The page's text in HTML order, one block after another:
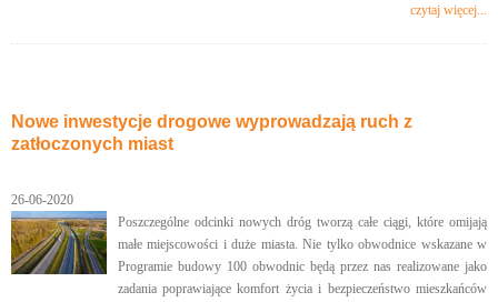
czytaj więcej...
Nowe inwestycje drogowe wyprowadzają ruch z
zatłoczonych miast
26-06-2020
Poszczególne odcinki nowych dróg tworzą całe ciągi, które omijają
małe miejscowości i duże miasta. Nie tylko obwodnice wskazane w
Programie budowy 100 obwodnic będą przez nas realizowane jako
zadania poprawiające komfort życia i bezpieczeństwo mieszkańców